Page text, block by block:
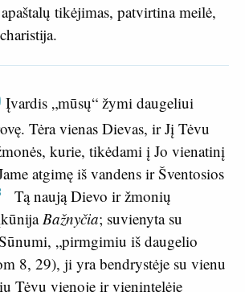
tikėjimas, patvirtina meilė,
Įvardis „mūsų“ žymi daugeliui
Tėra vienas Dievas, ir Jį Tėvu
kurie, tikėdami į Jo vienatinį
atgimę iš vandens ir Šventosios
Tą naują Dievo ir žmonių
Bažnyčia; suvienyta su
„pirmgimiu iš daugelio
8, 29), ji yra bendrystėje su vienu
Tėvu vienoje ir vienintelėje